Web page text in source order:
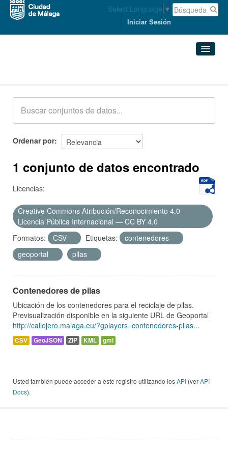
Select Language ▼
Iniciar Sesión
Acerca de
Ordenar por
1 conjunto de datos encontrado
Licencias:
Creative Commons Atribución/Reconocimiento 4.0
Licencia Pública Internacional — CC BY 4.0
Formatos:
CSV Etiquetas:
contenedores
geoportal
pilas
Contenedores de pilas
Ubicación de los contenedores para el reciclaje de pilas.
Previsualización disponible en la siguiente URL de Geoportal
http://callejero.malaga.eu/?gplayers=contenedores-pilas...
CSV GeoJSON ZIP KML gml
Usted también puede acceder a este registro utilizando losAPI (verAPI
Docs).